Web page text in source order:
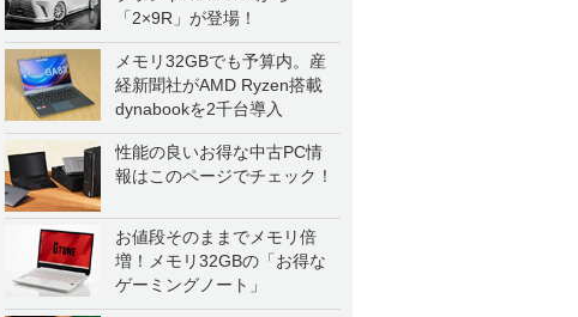
「2×9R」が登場！
メモリ32GBでも予算内。産
経新聞社がAMD Ryzen搭載
dynabookを2千台導入
性能の良いお得な中古PC情
報はこのページでチェック！
お値段そのままでメモリ倍
増！メモリ32GBの「お得な
ゲーミングノート」